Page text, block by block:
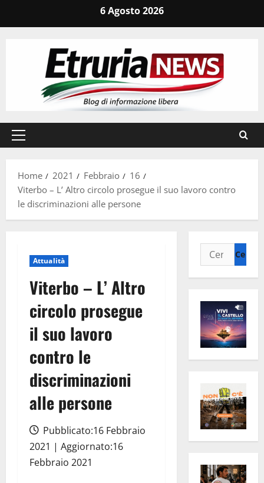
6 Agosto 2026
Menu
Home
2021 Febbraio
16
Viterbo – L’ Altro circolo prosegue il suo lavoro contro
le discriminazioni alle persone
Attualità
Viterbo – L’ Altro
circolo prosegue
il suo lavoro
contro le
discriminazioni
alle persone
Pubblicato:16 Febbraio
2021 | Aggiornato:16
Febbraio 2021
Ricerca
per: